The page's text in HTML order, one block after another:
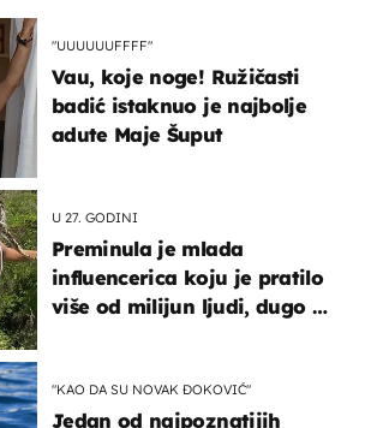
"UUUUUUFFFF"
Vau, koje noge! Ružičasti
badić istaknuo je najbolje
adute Maje Šuput
U 27. GODINI
Preminula je mlada
influencerica koju je pratilo
više od milijun ljudi, dugo se
"KAO DA SU NOVAK ĐOKOVIĆ"
Jedan od najpoznatijih